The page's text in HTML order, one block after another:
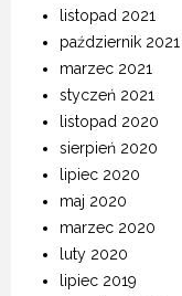
listopad 2021
październik 2021
marzec 2021
styczeń 2021
listopad 2020
sierpień 2020
lipiec 2020
maj 2020
marzec 2020
luty 2020
lipiec 2019